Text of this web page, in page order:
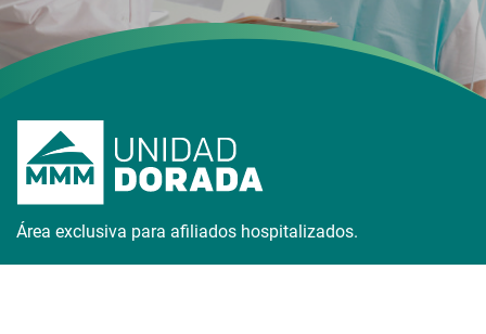
Área exclusiva para afiliados hospitalizados.